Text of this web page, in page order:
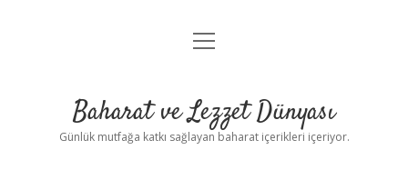
Anasayfa
Yasal Uyarı
menüyü
Baharat ve Lezzet Dünyası
Günlük mutfağa katkı sağlayan baharat içerikleri içeriyor.